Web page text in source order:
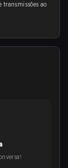
transmissões ao